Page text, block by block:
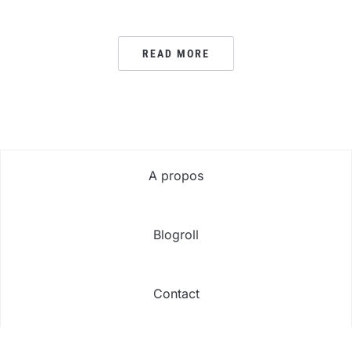
READ MORE
A propos
Blogroll
Contact